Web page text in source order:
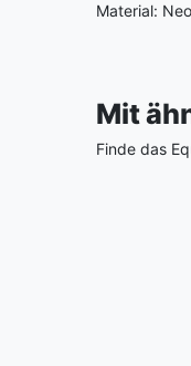
Material:
Mit
Finde das